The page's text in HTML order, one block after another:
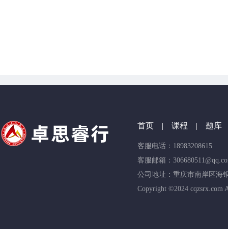
首页 | 课程 | 题
客服电话：18983208615
客服邮箱：
公司地址：重庆市南岸区海
Copyright ©2024 cqzsrx.com